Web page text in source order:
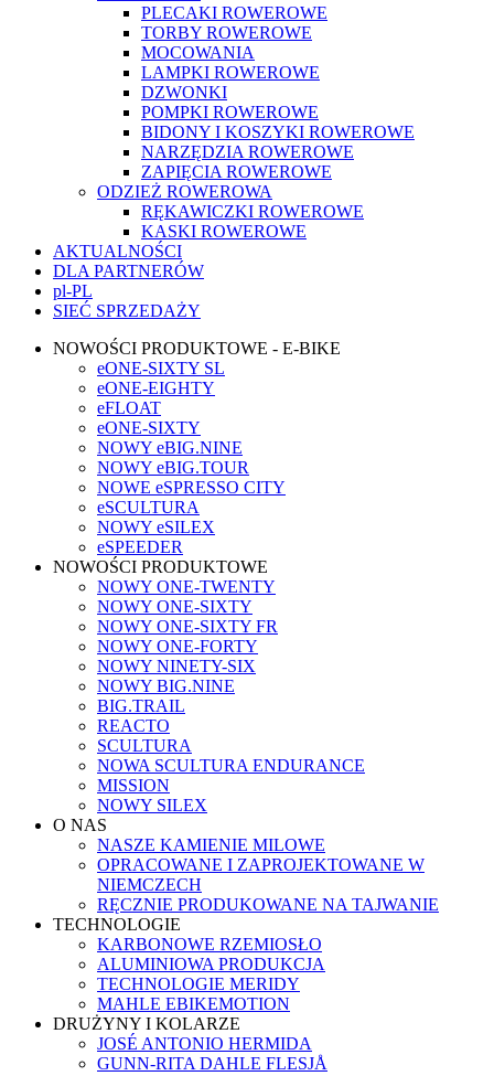
PLECAKI ROWEROWE
TORBY ROWEROWE
MOCOWANIA
LAMPKI ROWEROWE
DZWONKI
POMPKI ROWEROWE
BIDONY I KOSZYKI ROWEROWE
NARZĘDZIA ROWEROWE
ZAPIĘCIA ROWEROWE
ODZIEŻ ROWEROWA
RĘKAWICZKI ROWEROWE
KASKI ROWEROWE
AKTUALNOŚCI
DLA PARTNERÓW
pl-PL
SIEĆ SPRZEDAŻY
NOWOŚCI PRODUKTOWE - E-BIKE
eONE-SIXTY SL
eONE-EIGHTY
eFLOAT
eONE-SIXTY
NOWY eBIG.NINE
NOWY eBIG.TOUR
NOWE eSPRESSO CITY
eSCULTURA
NOWY eSILEX
eSPEEDER
NOWOŚCI PRODUKTOWE
NOWY ONE-TWENTY
NOWY ONE-SIXTY
NOWY ONE-SIXTY FR
NOWY ONE-FORTY
NOWY NINETY-SIX
NOWY BIG.NINE
BIG.TRAIL
REACTO
SCULTURA
NOWA SCULTURA ENDURANCE
MISSION
NOWY SILEX
O NAS
NASZE KAMIENIE MILOWE
OPRACOWANE I ZAPROJEKTOWANE W
NIEMCZECH
RĘCZNIE PRODUKOWANE NA TAJWANIE
TECHNOLOGIE
KARBONOWE RZEMIOSŁO
ALUMINIOWA PRODUKCJA
TECHNOLOGIE MERIDY
MAHLE EBIKEMOTION
DRUŻYNY I KOLARZE
JOSÉ ANTONIO HERMIDA
GUNN-RITA DAHLE FLESJÅ